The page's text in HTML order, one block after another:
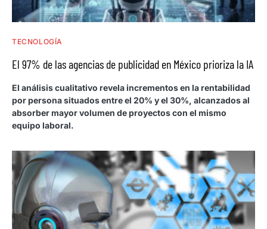
TECNOLOGÍA
El 97% de las agencias de publicidad en México prioriza la IA
El análisis cualitativo revela incrementos en la rentabilidad
por persona situados entre el 20% y el 30%, alcanzados al
absorber mayor volumen de proyectos con el mismo
equipo laboral.